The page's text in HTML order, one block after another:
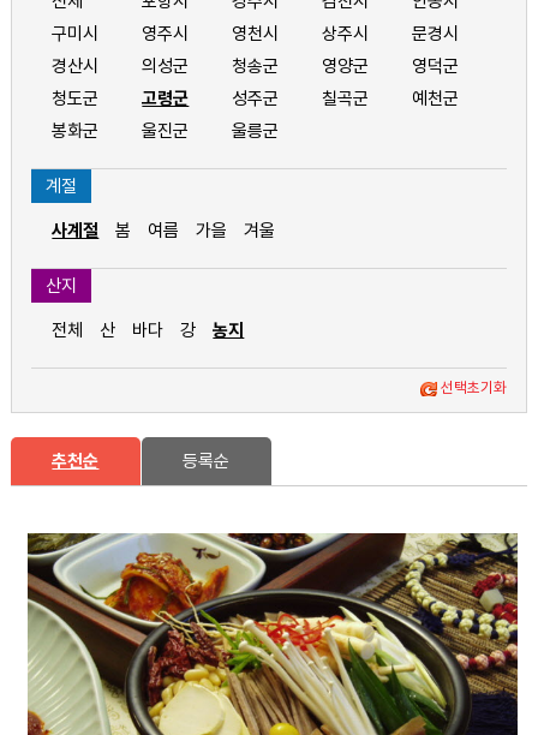
구미시
영주시 영천시 상주시
문경시
경산시
의성군 청송군 영양군
영덕군
청도군
고령군 성주군 칠곡군
예천군
봉화군
울진군 울릉군
계절
사계절 봄 여름 가을 겨울
산지
전체 산 바다 강 농지
선택초기화
추천순 등록순